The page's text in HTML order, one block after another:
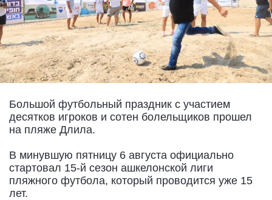
Большой футбольный праздник с участием
десятков игроков и сотен болельщиков прошел
на пляже Длила.
В минувшую пятницу 6 августа официально
стартовал 15-й сезон ашкелонской лиги
пляжного футбола, который проводится уже 15
лет.